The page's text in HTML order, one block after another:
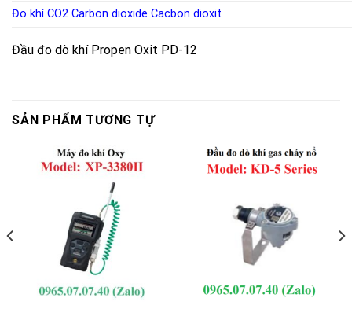
Đo khí CO2 Carbon dioxide Cacbon dioxit
Đầu đo dò khí Propen Oxit PD-12
SẢN PHẨM TƯƠNG TỰ